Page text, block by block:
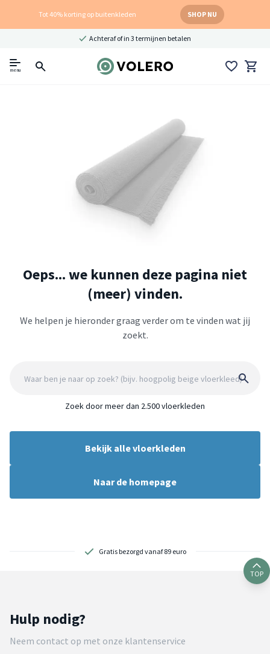
Tot 40% korting op buitenkleden SHOP NU
Achteraf of in 3 termijnen betalen
menu
Oeps... we kunnen deze pagina niet
(meer) vinden.
We helpen je hieronder graag verder om te vinden wat jij
zoekt.
Zoek door meer dan 2.500 vloerkleden
Bekijk alle vloerkleden
Naar de homepage
Gratis bezorgd vanaf 89 euro
TOP
Hulp nodig?
Neem contact op met onze klantenservice